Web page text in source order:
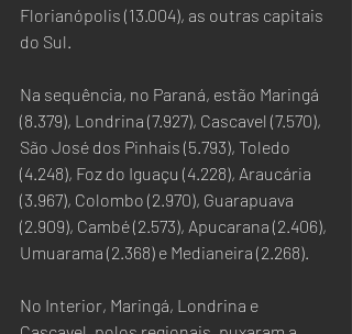
Florianópolis (13.004), as outras capitais
do Sul.
Na sequência, no Paraná, estão Maringá
(8.379), Londrina (7.927), Cascavel (7.570),
São José dos Pinhais (5.793), Toledo
(4.248), Foz do Iguaçu (4.228), Araucária
(3.967), Colombo (2.970), Guarapuava
(2.909), Cambé (2.573), Apucarana (2.406),
Umuarama (2.368) e Medianeira (2.268).
No Interior, Maringá, Londrina e